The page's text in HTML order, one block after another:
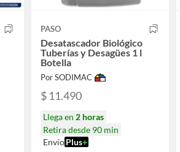
PASO
Desatascador Biológico
Tuberías y Desagües 1 l
Botella
Por SODIMAC
$ 11.490
Llega en 2 horas
Retira desde 90 min
EnvíoPlus+